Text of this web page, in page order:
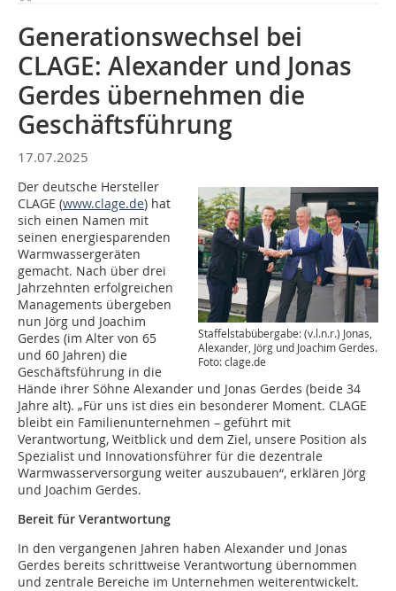
Generationswechsel bei
CLAGE: Alexander und Jonas
Gerdes übernehmen die
Geschäftsführung
17.07.2025
Staffelstabübergabe: (v.l.n.r.) Jonas,
Alexander, Jörg und Joachim Gerdes.
Foto: clage.de
Der deutsche Hersteller
CLAGE (www.clage.de) hat
sich einen Namen mit
seinen energiesparenden
Warmwassergeräten
gemacht. Nach über drei
Jahrzehnten erfolgreichen
Managements übergeben
nun Jörg und Joachim
Gerdes (im Alter von 65
und 60 Jahren) die
Geschäftsführung in die
Hände ihrer Söhne Alexander und Jonas Gerdes (beide 34
Jahre alt). „Für uns ist dies ein besonderer Moment. CLAGE
bleibt ein Familienunternehmen – geführt mit
Verantwortung, Weitblick und dem Ziel, unsere Position als
Spezialist und Innovationsführer für die dezentrale
Warmwasserversorgung weiter auszubauen“, erklären Jörg
und Joachim Gerdes.
Bereit für Verantwortung
In den vergangenen Jahren haben Alexander und Jonas
Gerdes bereits schrittweise Verantwortung übernommen
und zentrale Bereiche im Unternehmen weiterentwickelt.